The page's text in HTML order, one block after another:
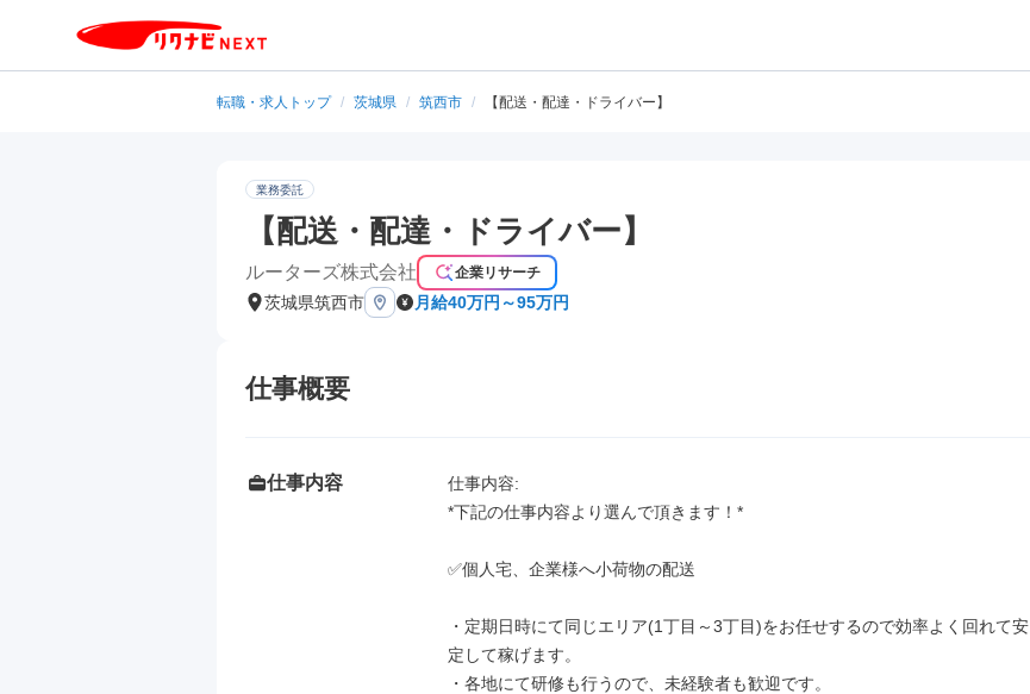
転職・求人トップ / 茨城県 / 筑西市 / 【配送・配達・ドライバー】
業務委託
【配送・配達・ドライバー】
ルーターズ株式会社 企業リサーチ
茨城県筑西市 月給40万円～95万円
仕事概要
仕事内容
仕事内容:
*下記の仕事内容より選んで頂きます！*
✅個人宅、企業様へ小荷物の配送
・定期日時にて同じエリア(1丁目～3丁目)をお任せするので効率よく回れて安
定して稼げます。
・各地にて研修も行うので、未経験者も歓迎です。